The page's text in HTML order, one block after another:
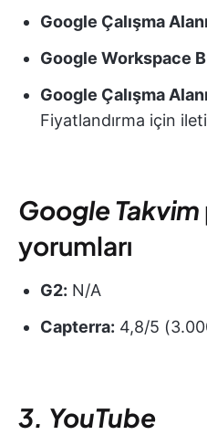
Google Çalışma
Google Workspace
Google Çalışma
Fiyatlandırma için
Google Takvim
yorumları
G2: N/A
Capterra: 4,8/5
3. YouTube